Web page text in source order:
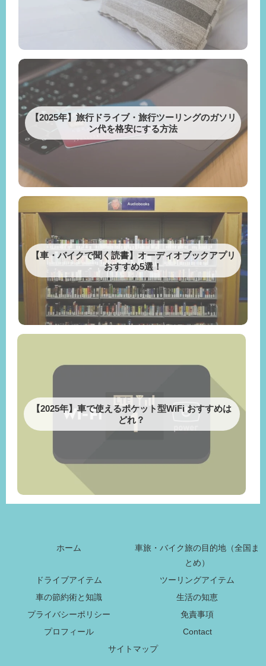
【2025年】旅行ドライブ・旅行ツーリングのガソリ
ン代を格安にする方法
【車・バイクで聞く読書】オーディオブックアプリ
おすすめ5選！
【2025年】車で使えるポケット型WiFi おすすめは
どれ？
ホーム
車旅・バイク旅の目的地（全国ま
とめ）
ドライブアイテム
ツーリングアイテム
車の節約術と知識
生活の知恵
プライバシーポリシー
免責事項
プロフィール
Contact
サイトマップ